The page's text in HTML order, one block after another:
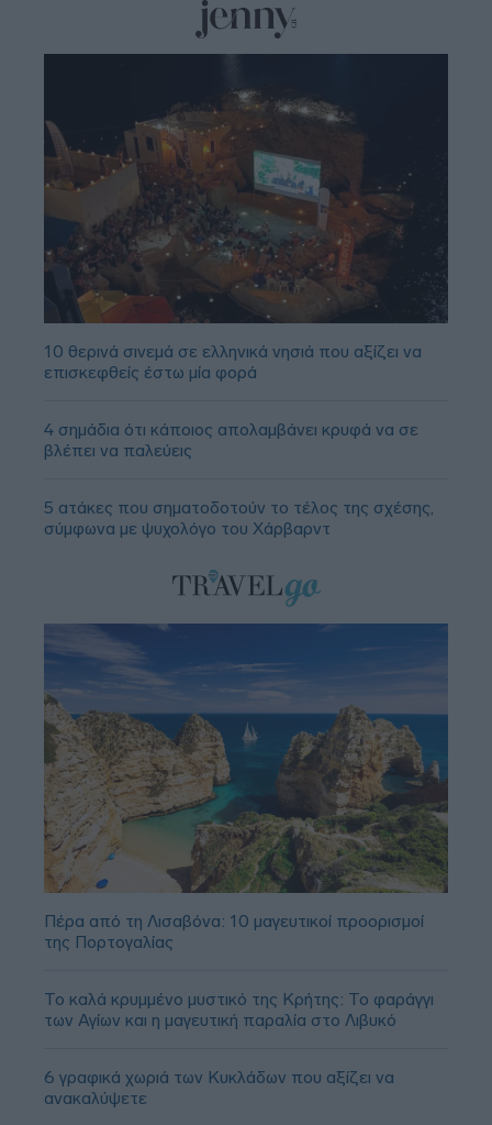
10 θερινά σινεμά σε ελληνικά νησιά που αξίζει να
επισκεφθείς έστω μία φορά
4 σημάδια ότι κάποιος απολαμβάνει κρυφά να σε
βλέπει να παλεύεις
5 ατάκες που σηματοδοτούν το τέλος της σχέσης,
σύμφωνα με ψυχολόγο του Χάρβαρντ
Πέρα από τη Λισαβόνα: 10 μαγευτικοί προορισμοί
της Πορτογαλίας
Το καλά κρυμμένο μυστικό της Κρήτης: Το φαράγγι
των Αγίων και η μαγευτική παραλία στο Λιβυκό
6 γραφικά χωριά των Κυκλάδων που αξίζει να
ανακαλύψετε